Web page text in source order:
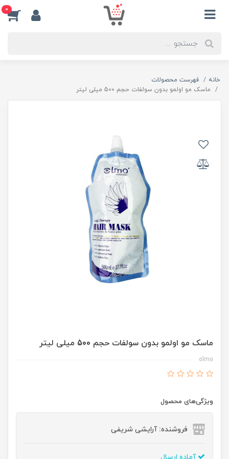
0
خانه
فهرست محصولات
ماسک مو اولمو بدون سولفات حجم 500 میلی لیتر
ماسک مو اولمو بدون سولفات حجم 500 میلی لیتر
olmo
ویژگی‌های محصول
فروشنده: آرایشی شریفی